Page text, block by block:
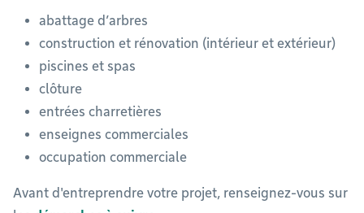
abattage d’arbres
construction et rénovation (intérieur et extérieur)
piscines et spas
clôture
entrées charretières
enseignes commerciales
occupation commerciale
Avant d'entreprendre votre projet, renseignez-vous sur